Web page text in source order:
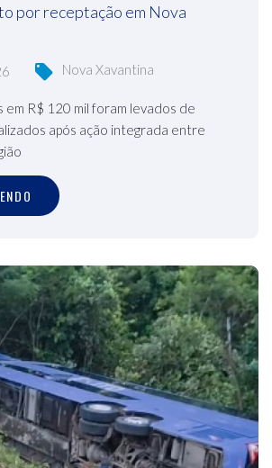
por receptação em Nova
Nova Xavantina
em R$ 120 mil foram levados de
após ação integrada entre